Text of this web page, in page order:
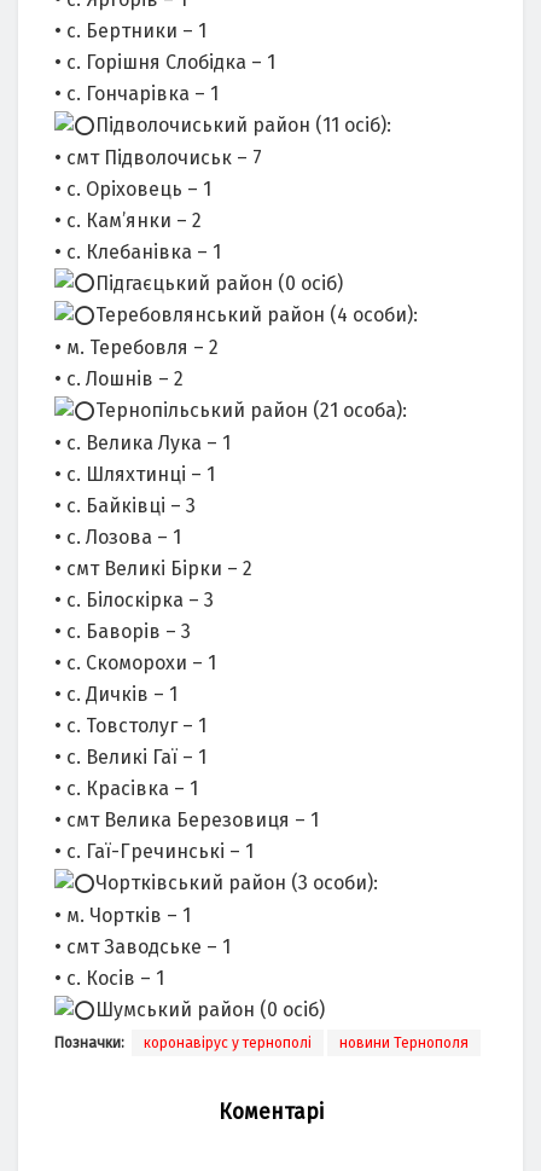
• с. Бертники – 1
• с. Горішня Слобідка – 1
• с. Гончарівка – 1
Підволочиський район (11 осіб):
• смт Підволочиськ – 7
• с. Оріховець – 1
• с. Кам’янки – 2
• с. Клебанівка – 1
Підгаєцький район (0 осіб)
Теребовлянський район (4 особи):
• м. Теребовля – 2
• с. Лошнів – 2
Тернопільський район (21 особа):
• с. Велика Лука – 1
• с. Шляхтинці – 1
• с. Байківці – 3
• с. Лозова – 1
• смт Великі Бірки – 2
• с. Білоскірка – 3
• с. Баворів – 3
• с. Скоморохи – 1
• с. Дичків – 1
• с. Товстолуг – 1
• с. Великі Гаї – 1
• с. Красівка – 1
• смт Велика Березовиця – 1
• с. Гаї-Гречинські – 1
Чортківський район (3 особи):
• м. Чортків – 1
• смт Заводське – 1
• с. Косів – 1
Шумський район (0 осіб)
Позначки: коронавірус у тернополі новини Тернополя
Коментарі